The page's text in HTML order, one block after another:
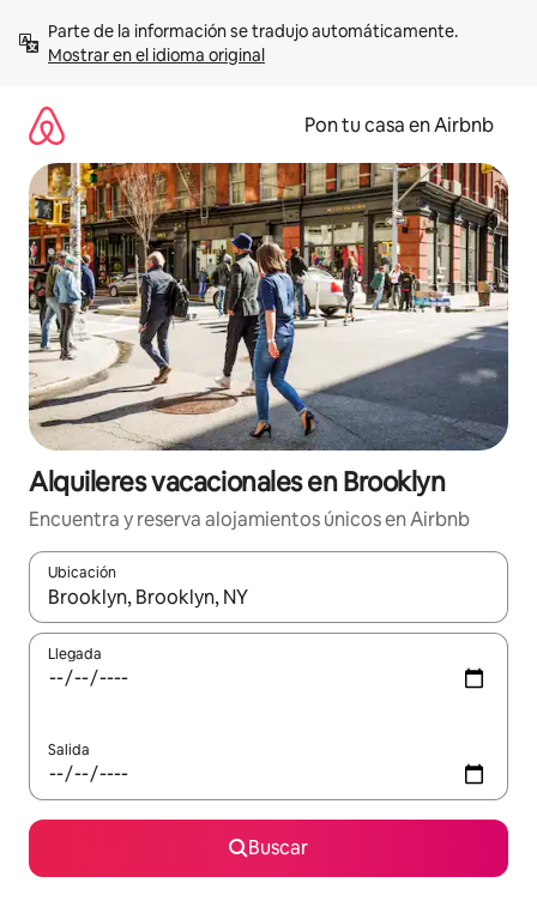
contenidoMostrar en el idioma original
Pon tu casa en Airbnb
Alquileres vacacionales en Brooklyn
Encuentra y reserva alojamientos únicos en Airbnb
Ubicación
Cuando los resultados estén disponibles, navega con las
Llegada
Salida
Buscar